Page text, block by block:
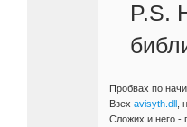
P.S.
Пробвах по
Взех avisyth.dll ,
Сложих и него -